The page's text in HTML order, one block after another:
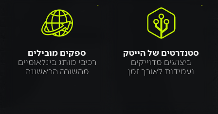
סטנדרטים של הייטק
ביצועים מדוייקים
ועמידות לאורך זמן
ספקים מובילים
רכיבי מותג בינלאומיים
מהשורה הראשונה